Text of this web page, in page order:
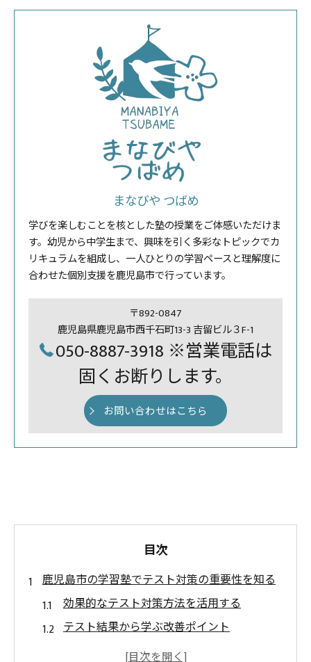
まなびや つばめ
学びを楽しむことを核とした塾の授業をご体感いただけま
す。幼児から中学生まで、興味を引く多彩なトピックでカ
リキュラムを組成し、一人ひとりの学習ペースと理解度に
合わせた個別支援を鹿児島市で行っています。
〒892-0847
鹿児島県鹿児島市西千石町13-3 吉留ビル３F-1
050-8887-3918 ※営業電話は
固くお断りします。
お問い合わせはこちら
目次
鹿児島市の学習塾でテスト対策の重要性を知る
効果的なテスト対策方法を活用する
テスト結果から学ぶ改善ポイント
個別指導で得られるテスト対策のメリット